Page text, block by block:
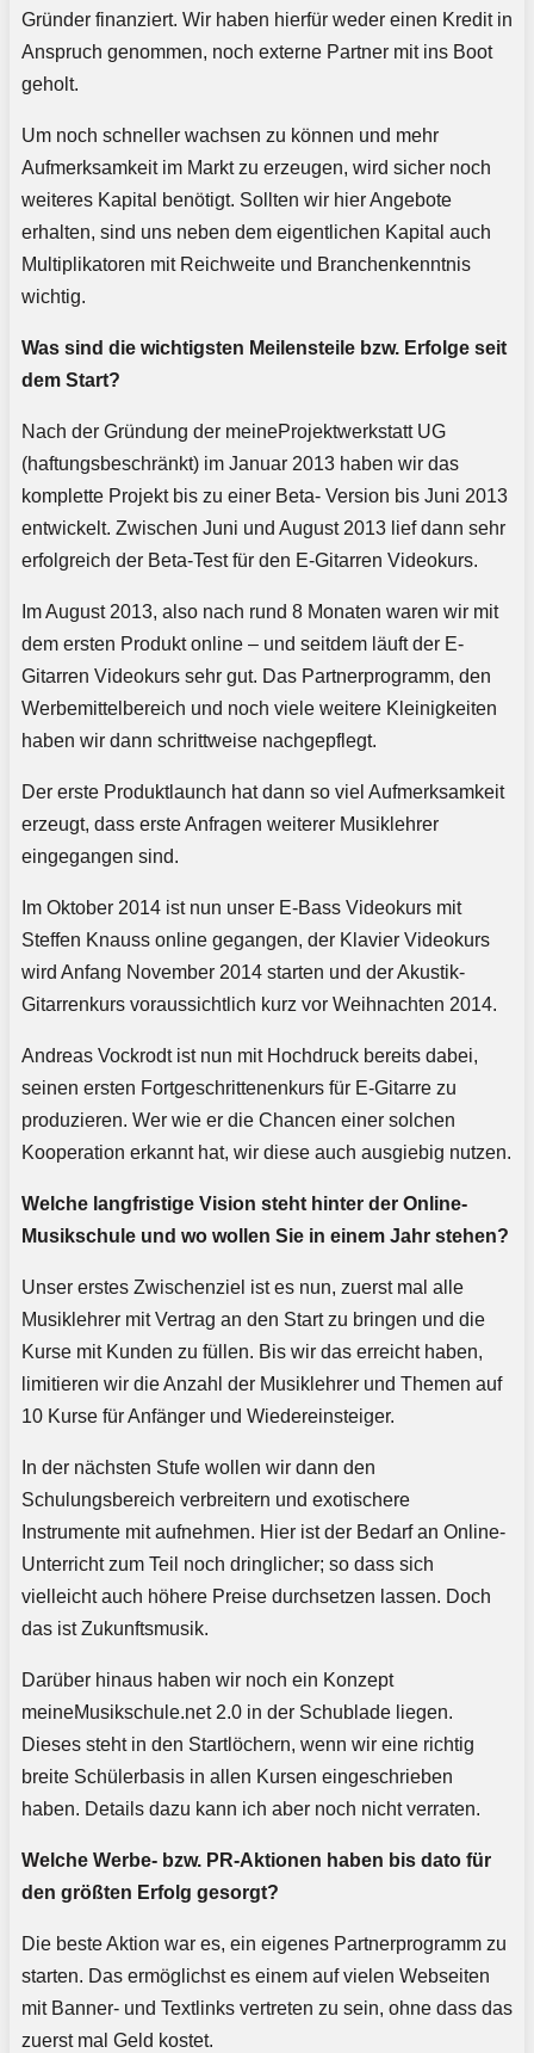
Gründer finanziert. Wir haben hierfür weder einen Kredit in
Anspruch genommen, noch externe Partner mit ins Boot
geholt.
Um noch schneller wachsen zu können und mehr
Aufmerksamkeit im Markt zu erzeugen, wird sicher noch
weiteres Kapital benötigt. Sollten wir hier Angebote
erhalten, sind uns neben dem eigentlichen Kapital auch
Multiplikatoren mit Reichweite und Branchenkenntnis
wichtig.
Was sind die wichtigsten Meilensteile bzw. Erfolge seit
dem Start?
Nach der Gründung der meineProjektwerkstatt UG
(haftungsbeschränkt) im Januar 2013 haben wir das
komplette Projekt bis zu einer Beta- Version bis Juni 2013
entwickelt. Zwischen Juni und August 2013 lief dann sehr
erfolgreich der Beta-Test für den E-Gitarren Videokurs.
Im August 2013, also nach rund 8 Monaten waren wir mit
dem ersten Produkt online – und seitdem läuft der E-
Gitarren Videokurs sehr gut. Das Partnerprogramm, den
Werbemittelbereich und noch viele weitere Kleinigkeiten
haben wir dann schrittweise nachgepflegt.
Der erste Produktlaunch hat dann so viel Aufmerksamkeit
erzeugt, dass erste Anfragen weiterer Musiklehrer
eingegangen sind.
Im Oktober 2014 ist nun unser E-Bass Videokurs mit
Steffen Knauss online gegangen, der Klavier Videokurs
wird Anfang November 2014 starten und der Akustik-
Gitarrenkurs voraussichtlich kurz vor Weihnachten 2014.
Andreas Vockrodt ist nun mit Hochdruck bereits dabei,
seinen ersten Fortgeschrittenenkurs für E-Gitarre zu
produzieren. Wer wie er die Chancen einer solchen
Kooperation erkannt hat, wir diese auch ausgiebig nutzen.
Welche langfristige Vision steht hinter der Online-
Musikschule und wo wollen Sie in einem Jahr stehen?
Unser erstes Zwischenziel ist es nun, zuerst mal alle
Musiklehrer mit Vertrag an den Start zu bringen und die
Kurse mit Kunden zu füllen. Bis wir das erreicht haben,
limitieren wir die Anzahl der Musiklehrer und Themen auf
10 Kurse für Anfänger und Wiedereinsteiger.
In der nächsten Stufe wollen wir dann den
Schulungsbereich verbreitern und exotischere
Instrumente mit aufnehmen. Hier ist der Bedarf an Online-
Unterricht zum Teil noch dringlicher; so dass sich
vielleicht auch höhere Preise durchsetzen lassen. Doch
das ist Zukunftsmusik.
Darüber hinaus haben wir noch ein Konzept
meineMusikschule.net 2.0 in der Schublade liegen.
Dieses steht in den Startlöchern, wenn wir eine richtig
breite Schülerbasis in allen Kursen eingeschrieben
haben. Details dazu kann ich aber noch nicht verraten.
Welche Werbe- bzw. PR-Aktionen haben bis dato für
den größten Erfolg gesorgt?
Die beste Aktion war es, ein eigenes Partnerprogramm zu
starten. Das ermöglichst es einem auf vielen Webseiten
mit Banner- und Textlinks vertreten zu sein, ohne dass das
zuerst mal Geld kostet.